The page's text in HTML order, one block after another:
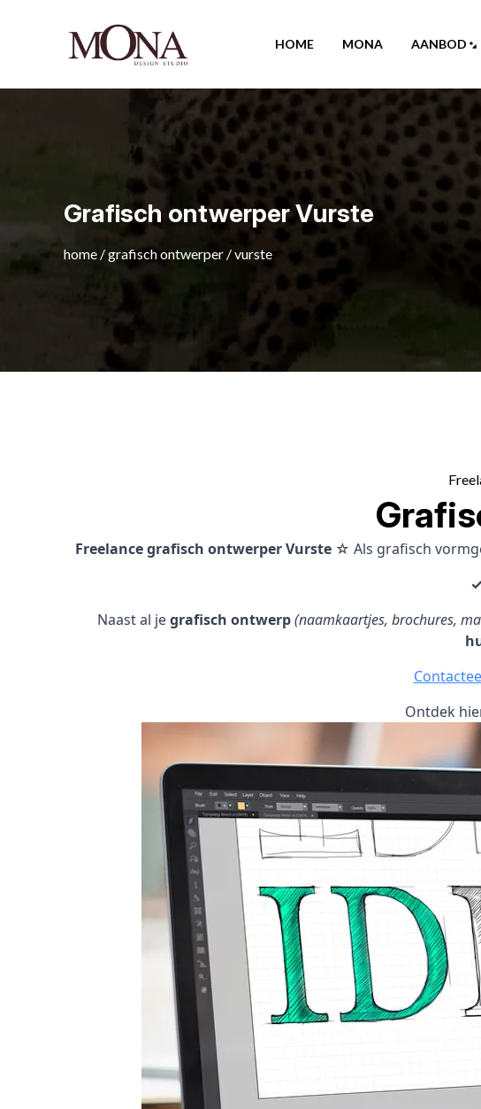
HOME MONA AANBOD
Grafisch ontwerper Vurste
home /grafisch ontwerper /vurste
Freelance grafisch ontwerper Vurste ☆ Als grafisch
Naast al jegrafisch ontwerp(naamkaartjes, brochures,
Ontdek